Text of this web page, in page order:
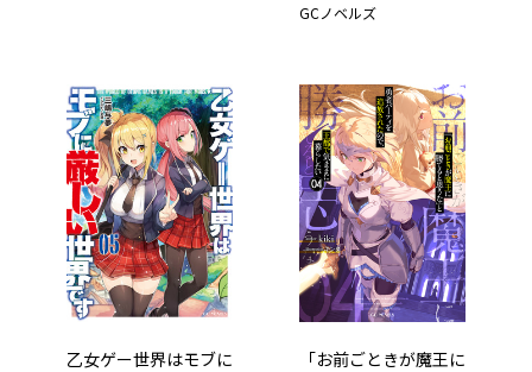
GCノベルズ
乙女ゲー世界はモブに
「お前ごときが魔王に